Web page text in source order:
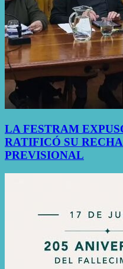
LA FESTRAM
RATIFICÓ SU
PREVISIONAL